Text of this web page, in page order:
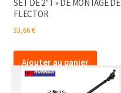
SET DE 2″T » DE MONTAGE DE
FLECTOR
33,66€
Ajouter au panier